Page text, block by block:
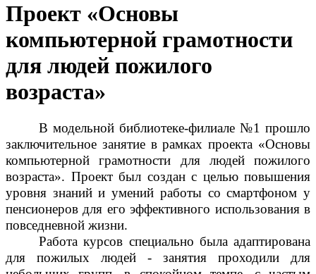
Проект «Основы
компьютерной грамотности
для людей пожилого
возраста»
В модельной библиотеке-филиале №1 прошло
заключительное занятие в рамках проекта «Основы
компьютерной грамотности для людей пожилого
возраста». Проект был создан с целью повышения
уровня знаний и умений работы со смартфоном у
пенсионеров для его эффективного использования в
повседневной жизни.
Работа курсов специально была адаптирована
для пожилых людей - занятия проходили для